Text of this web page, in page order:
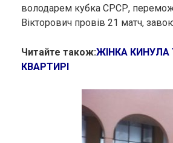
володарем кубка СРСР,
Вікторович провів 21 матч,
Читайте також:ЖІНКА КИНУЛА
КВАРТИРІ